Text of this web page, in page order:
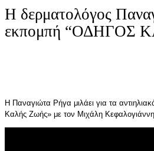
Η δερματολόγος
εκπομπή “ΟΔΗΓΟΣ
Η Παναγιώτα Ρήγα μιλάει για τα
Καλής Ζωής» με τον Μιχάλη